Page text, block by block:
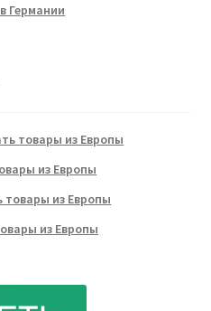
Германии
товары из Европы
из Европы
товары из Европы
из Европы